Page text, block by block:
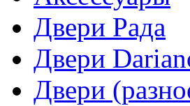
Двери Рада
Двери
Двери